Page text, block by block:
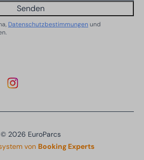
Senden
Datenschutzbestimmungen und
© 2026 EuroParcs
von Booking Experts